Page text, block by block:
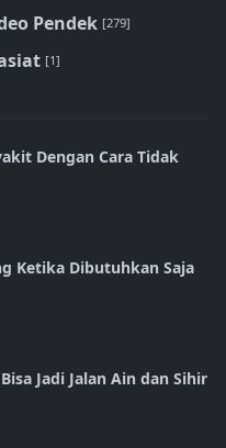
Pendek [279]
[1]
Dengan Cara Tidak
Ketika Dibutuhkan Saja
Jadi Jalan Ain dan Sihir